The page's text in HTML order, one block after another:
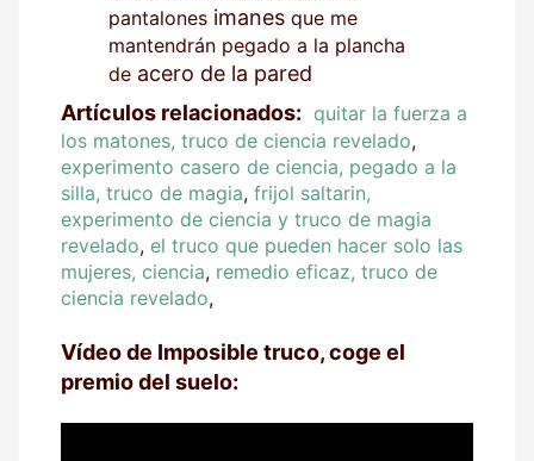
pantalones imanes que me
mantendrán pegado a la plancha
de acero de la pared
Artículos relacionados: quitar la fuerza a
los matones, truco de ciencia revelado,
experimento casero de ciencia, pegado a la
silla, truco de magia, frijol saltarin,
experimento de ciencia y truco de magia
revelado, el truco que pueden hacer solo las
mujeres, ciencia, remedio eficaz, truco de
ciencia revelado,
Vídeo de Imposible truco, coge el
premio del suelo: